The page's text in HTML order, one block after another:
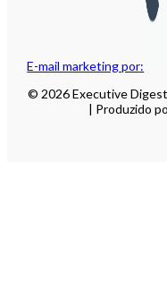
E-mail marketing por:
© 2026 Executive
| Produzido